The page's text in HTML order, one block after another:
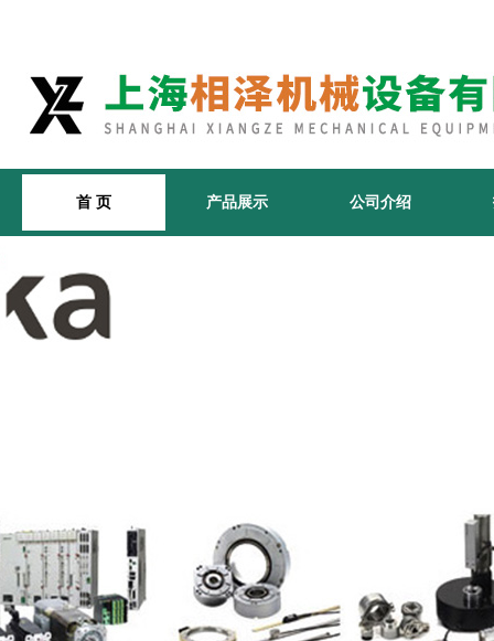
首 页 产品展示 公司介绍